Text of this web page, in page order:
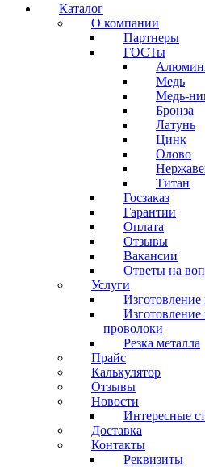
Каталог
О компании
Партнеры
ГОСТы
Медь
Медь-
Бронза
Латунь
Цинк
Олово
Титан
Госзаказ
Гарантии
Оплата
Отзывы
Вакансии
Ответы на
Услуги
проволоки
Резка металла
Прайс
Калькулятор
Отзывы
Новости
Интересные
Доставка
Контакты
Реквизиты